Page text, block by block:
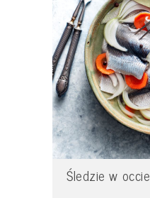
Śledzie w occie